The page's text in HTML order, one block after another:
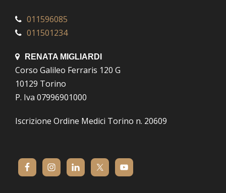
011596085
011501234
RENATA MIGLIARDI
Corso Galileo Ferraris 120 G
10129 Torino
P. Iva 07996901000
Iscrizione Ordine Medici Torino n. 20609